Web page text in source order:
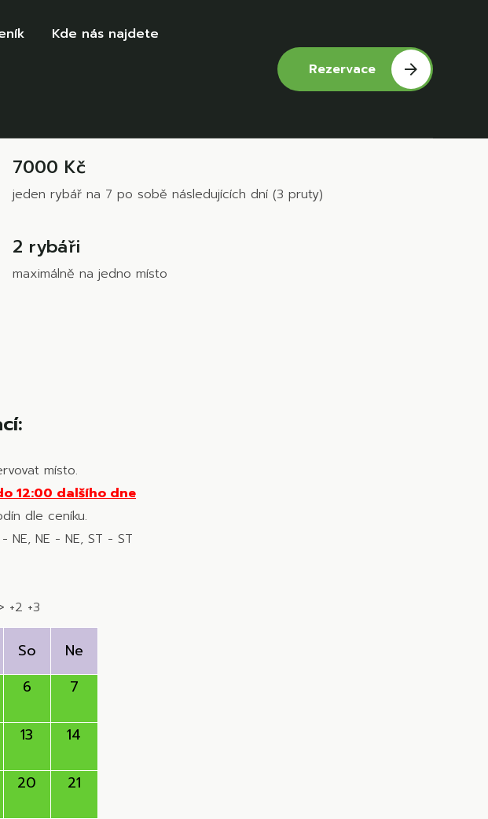
Kde nás najdete
Rezervace
7000 Kč
jeden rybář na 7 po sobě následujících dní (3 pruty)
2 rybáři
maximálně na jedno místo
místo.
12:00 dalšího dne
dle ceníku.
NE, NE - NE, ST - ST
+2 +3
So
Ne
6 7
13 14
20 21